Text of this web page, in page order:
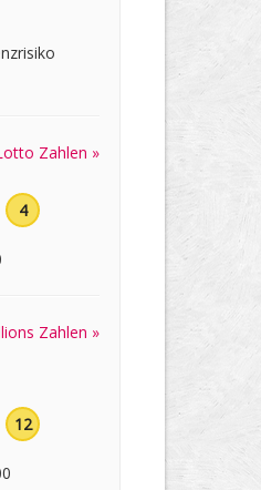
Zahlen »
4
Zahlen »
12